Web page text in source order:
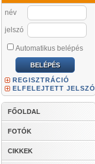
név
jelszó
Automatikus belépés
REGISZTRÁCIÓ
ELFELEJTETT JELSZÓ
FŐOLDAL
FOTÓK
CIKKEK